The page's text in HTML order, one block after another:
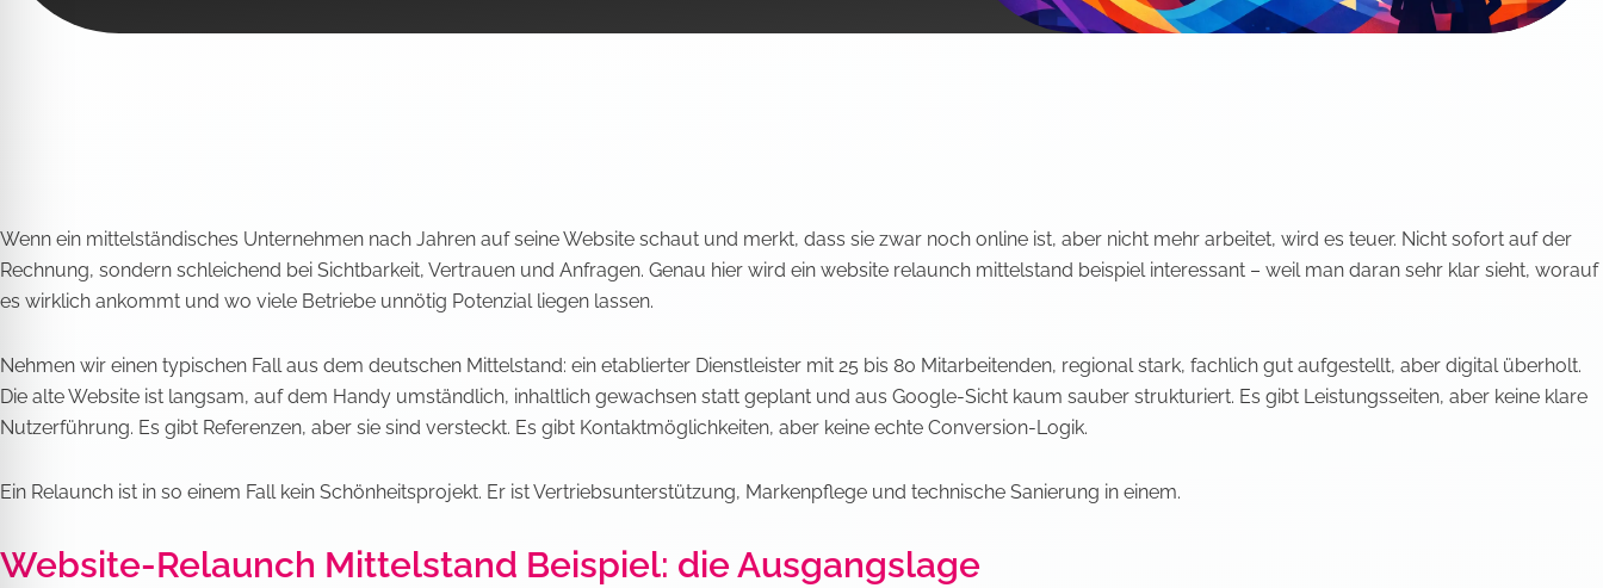
Wenn ein mittelständisches Unternehmen nach Jahren auf seine Website schaut und merkt, dass sie zwar noch online ist, aber nicht mehr arbeitet, wird es teuer. Nicht sofort auf der
Rechnung, sondern schleichend bei Sichtbarkeit, Vertrauen und Anfragen. Genau hier wird ein website relaunch mittelstand beispiel interessant – weil man daran sehr klar sieht, worauf
es wirklich ankommt und wo viele Betriebe unnötig Potenzial liegen lassen.
Nehmen wir einen typischen Fall aus dem deutschen Mittelstand: ein etablierter Dienstleister mit 25 bis 80 Mitarbeitenden, regional stark, fachlich gut aufgestellt, aber digital überholt.
Die alte Website ist langsam, auf dem Handy umständlich, inhaltlich gewachsen statt geplant und aus Google-Sicht kaum sauber strukturiert. Es gibt Leistungsseiten, aber keine klare
Nutzerführung. Es gibt Referenzen, aber sie sind versteckt. Es gibt Kontaktmöglichkeiten, aber keine echte Conversion-Logik.
Ein Relaunch ist in so einem Fall kein Schönheitsprojekt. Er ist Vertriebsunterstützung, Markenpflege und technische Sanierung in einem.
Website-Relaunch Mittelstand Beispiel: die Ausgangslage
sicherer Modus